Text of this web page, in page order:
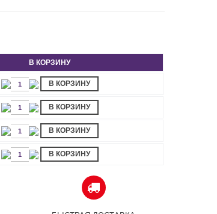
В КОРЗИНУ
В КОРЗИНУ
В КОРЗИНУ
В КОРЗИНУ
В КОРЗИНУ